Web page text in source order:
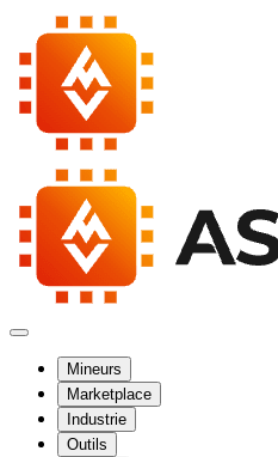
Mineurs
Marketplace
Industrie
Outils